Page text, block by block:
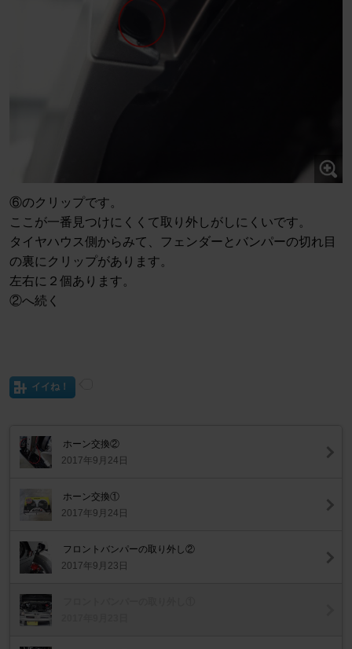
⑥のクリップです。
ここが一番見つけにくくて取り外しがしにくいです。
タイヤハウス側からみて、フェンダーとバンパーの切れ目
の裏にクリップがあります。
左右に２個あります。
②へ続く
イイね！
ホーン交換②
2017年9月24日
ホーン交換①
2017年9月24日
フロントバンパーの取り外し②
2017年9月23日